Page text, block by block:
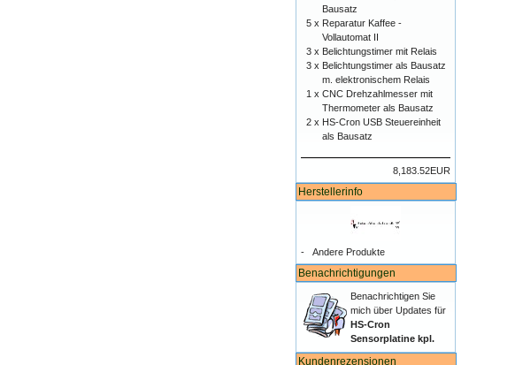
Bausatz
5 x Reparatur Kaffee -
Vollautomat II
3 x Belichtungstimer mit Relais
3 x Belichtungstimer als Bausatz
m. elektronischem Relais
1 xCNC Drehzahlmesser mit
Thermometer als Bausatz
2 x HS-Cron USB Steuereinheit
als Bausatz
8,183.52EUR
Herstellerinfo
- Andere Produkte
Benachrichtigungen
Benachrichtigen Sie
mich über Updates für
HS-Cron
Sensorplatine kpl.
Kundenrezensionen